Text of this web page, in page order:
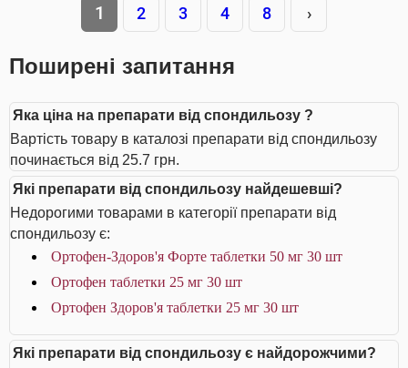
1 2 3 4 8 ›
Поширені запитання
Яка ціна на препарати від спондильозу ?
Вартість товару в каталозі препарати від спондильозу
починається від 25.7 грн.
Які препарати від спондильозу найдешевші?
Недорогими товарами в категорії препарати від
спондильозу є:
Ортофен-Здоров'я Форте таблетки 50 мг 30 шт
Ортофен таблетки 25 мг 30 шт
Ортофен Здоров'я таблетки 25 мг 30 шт
Які препарати від спондильозу є найдорожчими?